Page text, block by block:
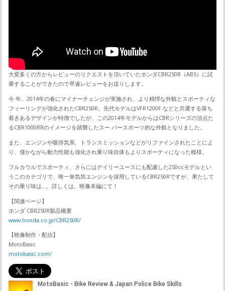
大変多くの方からレビューのリクエストを頂いていたホンダCBR250R（ABS）に試
乗することができたので早速レビューをお送りします。
今 年、2014年の春にマイナーチェンジが実施され、より精悍な外観とスポーティな
フィーリングが強化されたCBR250R。先代モデルはVFR1200F などと共通する落ち
着きあるデザインが特徴でしたが、この2014年モデルからはCBRシリーズの頂点た
るCBR1000RRのイメージを踏襲したスー パースポーツ的な外観となりました。
また、エンジンや吸排気系、トランスミッションなどがリファインされたことによ
り、僅かながら動力性能も強化され乗り味自体もよりスポーティになった模様。
フルカウルでスポーティ、さらにはデイリーユースにも配慮した250ccモデルとい
うこのカテゴリで、唯一単気筒エンジンを採用しているCBR250Rですが、果たして
その乗り味は…。詳しくは、映像本編にて！
【関連ページ】
ホンダ CBR250R製品概要
www.honda.co.jp/CBR250R/
【映像制作・配信】
MotoBasic
motobasic.com/